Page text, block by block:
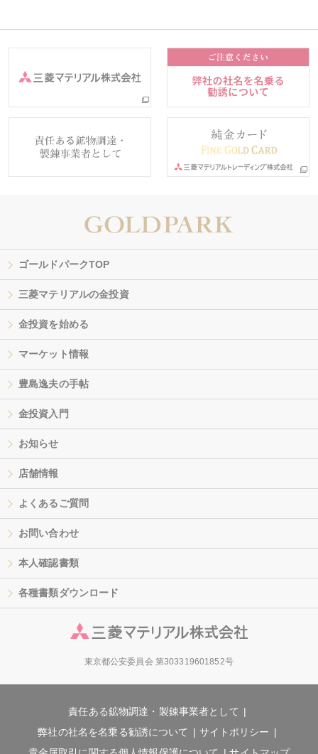
ゴールドパークTOP
三菱マテリアルの金投資
金投資を始める
マーケット情報
豊島逸夫の手帖
金投資入門
お知らせ
店舗情報
よくあるご質問
お問い合わせ
本人確認書類
各種書類ダウンロード
東京都公安委員会 第303319601852号
責任ある鉱物調達・製錬事業者として
弊社の社名を名乗る勧誘について
サイトポリシー